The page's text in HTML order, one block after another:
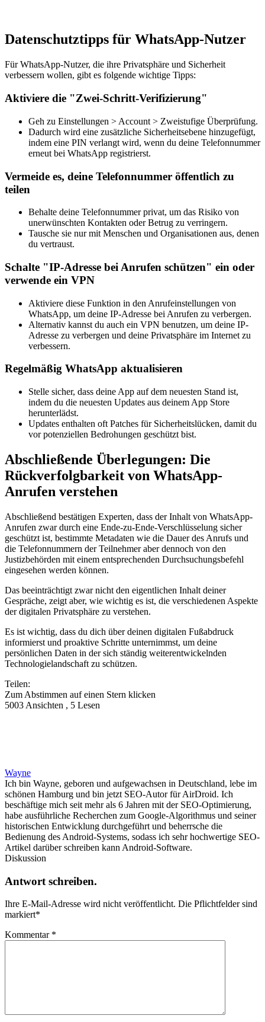
Datenschutztipps für WhatsApp-Nutzer
Für WhatsApp-Nutzer, die ihre Privatsphäre und Sicherheit
verbessern wollen, gibt es folgende wichtige Tipps:
Aktiviere die "Zwei-Schritt-Verifizierung"
Geh zu Einstellungen > Account > Zweistufige Überprüfung.
Dadurch wird eine zusätzliche Sicherheitsebene hinzugefügt,
indem eine PIN verlangt wird, wenn du deine Telefonnummer
erneut bei WhatsApp registrierst.
Vermeide es, deine Telefonnummer öffentlich zu
teilen
Behalte deine Telefonnummer privat, um das Risiko von
unerwünschten Kontakten oder Betrug zu verringern.
Tausche sie nur mit Menschen und Organisationen aus, denen
du vertraust.
Schalte "IP-Adresse bei Anrufen schützen" ein oder
verwende ein VPN
Aktiviere diese Funktion in den Anrufeinstellungen von
WhatsApp, um deine IP-Adresse bei Anrufen zu verbergen.
Alternativ kannst du auch ein VPN benutzen, um deine IP-
Adresse zu verbergen und deine Privatsphäre im Internet zu
verbessern.
Regelmäßig WhatsApp aktualisieren
Stelle sicher, dass deine App auf dem neuesten Stand ist,
indem du die neuesten Updates aus deinem App Store
herunterlädst.
Updates enthalten oft Patches für Sicherheitslücken, damit du
vor potenziellen Bedrohungen geschützt bist.
Abschließende Überlegungen: Die
Rückverfolgbarkeit von WhatsApp-
Anrufen verstehen
Abschließend bestätigen Experten, dass der Inhalt von WhatsApp-
Anrufen zwar durch eine Ende-zu-Ende-Verschlüsselung sicher
geschützt ist, bestimmte Metadaten wie die Dauer des Anrufs und
die Telefonnummern der Teilnehmer aber dennoch von den
Justizbehörden mit einem entsprechenden Durchsuchungsbefehl
eingesehen werden können.
Das beeinträchtigt zwar nicht den eigentlichen Inhalt deiner
Gespräche, zeigt aber, wie wichtig es ist, die verschiedenen Aspekte
der digitalen Privatsphäre zu verstehen.
Es ist wichtig, dass du dich über deinen digitalen Fußabdruck
informierst und proaktive Schritte unternimmst, um deine
persönlichen Daten in der sich ständig weiterentwickelnden
Technologielandschaft zu schützen.
Teilen:
Zum Abstimmen auf einen Stern klicken
5003 Ansichten , 5 Lesen
Wayne
Ich bin Wayne, geboren und aufgewachsen in Deutschland, lebe im
schönen Hamburg und bin jetzt SEO-Autor für AirDroid. Ich
beschäftige mich seit mehr als 6 Jahren mit der SEO-Optimierung,
habe ausführliche Recherchen zum Google-Algorithmus und seiner
historischen Entwicklung durchgeführt und beherrsche die
Bedienung des Android-Systems, sodass ich sehr hochwertige SEO-
Artikel darüber schreiben kann Android-Software.
Diskussion
Antwort schreiben.
Ihre E-Mail-Adresse wird nicht veröffentlicht. Die Pflichtfelder sind
markiert*
Kommentar *